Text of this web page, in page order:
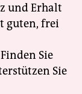
und Erhalt
guten, frei
Sie
Sie